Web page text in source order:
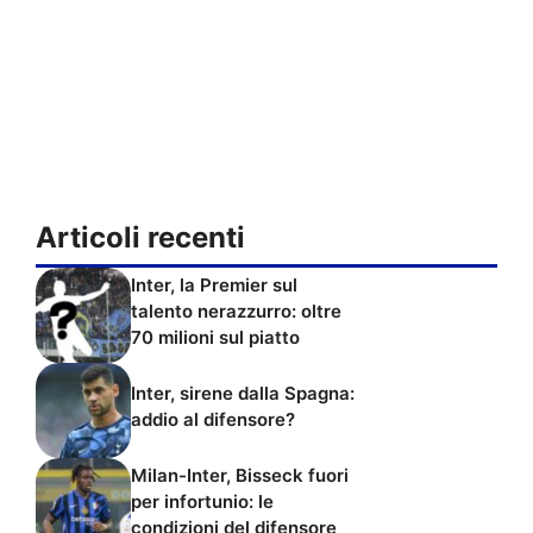
Articoli recenti
Inter, la Premier sul
talento nerazzurro: oltre
70 milioni sul piatto
Inter, sirene dalla Spagna:
addio al difensore?
Milan-Inter, Bisseck fuori
per infortunio: le
condizioni del difensore